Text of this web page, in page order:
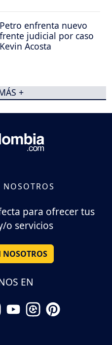
Petro enfrenta nuevo
frente judicial por caso
Kevin Acosta
+
para ofrecer tus
o servicios
NOSOTROS
EN